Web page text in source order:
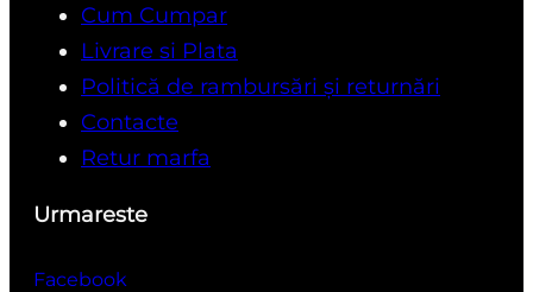
Cum Cumpar
Livrare si Plata
Politică de rambursări și returnări
Contacte
Retur marfa
Urmareste
Facebook